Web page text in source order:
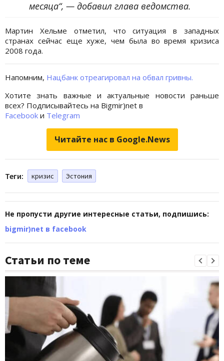
месяца“, — добавил глава ведомства.
Мартин Хельме отметил, что ситуация в западных
странах сейчас еще хуже, чем была во время кризиса
2008 года.
Напомним, Нацбанк отреагировал на обвал гривны.
Хотите знать важные и актуальные новости раньше
всех? Подписывайтесь на Bigmir)net в
Facebook и Telegram
Читайте нас в Google.News
Теги: кризис Эстония
Не пропусти другие интересные статьи, подпишись:
bigmir)net в facebook
Статьи по теме